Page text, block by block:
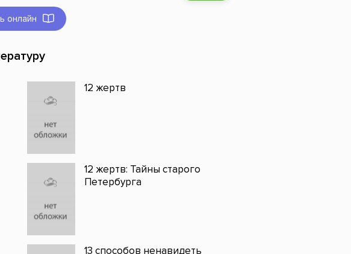
онлайн
12 жертв
12 жертв: Тайны старого
Петербурга
13 способов ненавидеть